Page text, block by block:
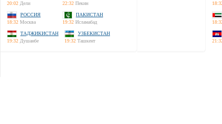
20:02 Дели
22:32 Пекин
РОССИЯ
18:32 Москва
ПАКИСТАН
19:32 Исламабад
ТАДЖИКИСТАН
19:32 Душанбе
УЗБЕКИСТАН
19:32 Ташкент